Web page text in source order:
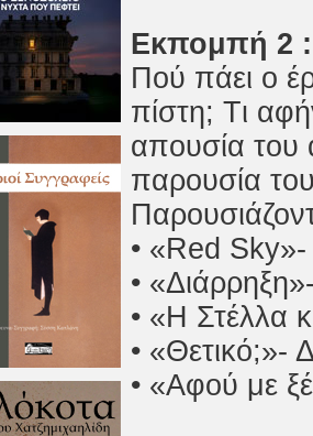
Εκπομπή 2 :
Πού πάει ο
πίστη; Tι
απουσία του
παρουσία
• «Red
•
• «H Στέλλα
• «Θετικό;»-
• «Αφού με